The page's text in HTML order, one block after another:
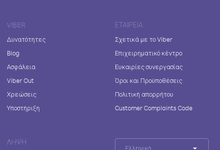
VIBER
Δυνατότητες
Blog
Ασφάλεια
Viber Out
Χρεώσεις
Υποστήριξη
ΕΤΑΙΡΕΊΑ
Σχετικά με το Viber
Επιχειρηματικό κέντρο
Ευκαιρίες συνεργασίας
Όροι και Προϋποθέσεις
Πολιτική απορρήτου
Customer Complaints Code
ΛΉΨΗ
Ελληνικά